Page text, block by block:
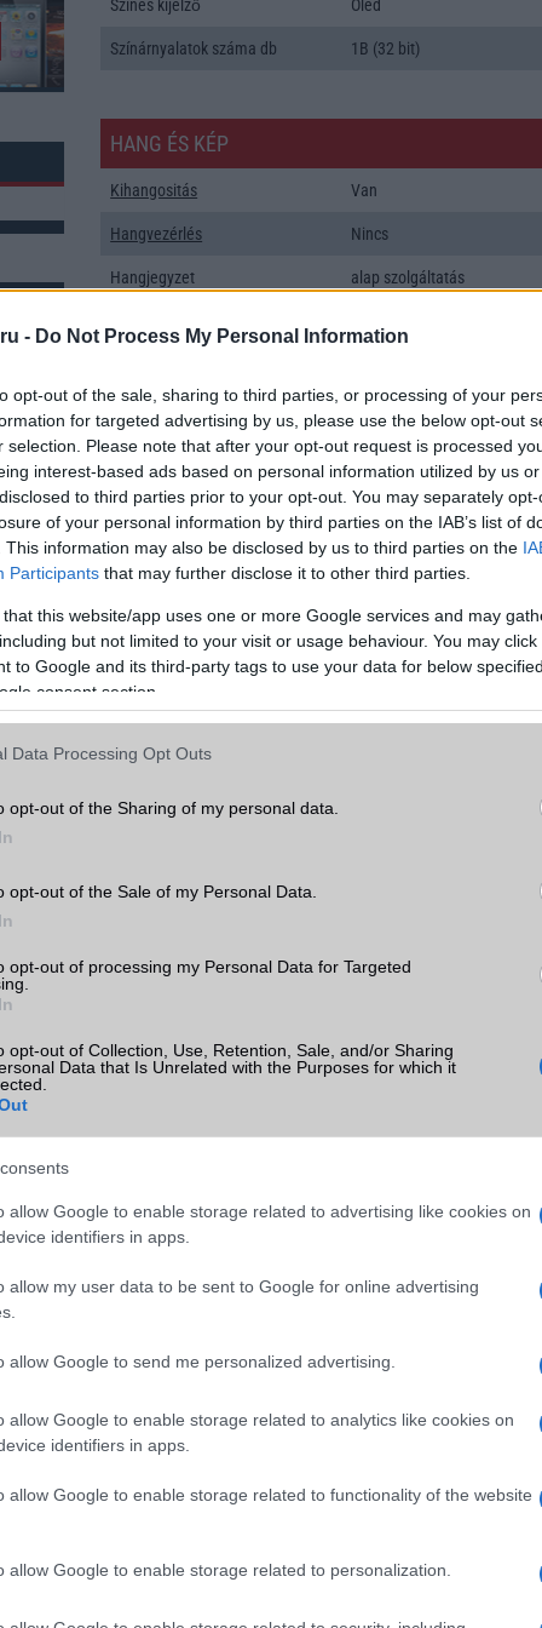
- Do Not Process My Personal Information
opt-out of the sale, sharing to third parties, or processing of your
for targeted advertising by us, please use the below opt-out
selection. Please note that after your opt-out request is processed
interest-based ads based on personal information utilized by us
to third parties prior to your opt-out. You may separately
of your personal information by third parties on the IAB’s list of
This information may also be disclosed by us to third parties on the
Participants that may further disclose it to other third parties.
that this website/app uses one or more Google services and may
but not limited to your visit or usage behaviour. You may
to Google and its third-party tags to use your data for below
consent section.
Data Processing Opt Outs
opt-out of the Sharing of my personal data.
opt-out of the Sale of my Personal Data.
opt-out of processing my Personal Data for Targeted
opt-out of Collection, Use, Retention, Sale, and/or Sharing
Data that Is Unrelated with the Purposes for which it
allow Google to enable storage related to advertising like cookies on
identifiers in apps.
allow my user data to be sent to Google for online advertising
allow Google to send me personalized advertising.
allow Google to enable storage related to analytics like cookies on
identifiers in apps.
allow Google to enable storage related to functionality of the website
allow Google to enable storage related to personalization.
23
Színes kijelző Oled
Színárnyalatok száma db 1B (32 bit)
HANG ÉS KÉP
Kihangositás Van
Hangvezérlés Nincs
Hangjegyzet alap szolgáltatás
Zenelejátszás (Music Player) Zene lejátszó
Rádió Nincs
Kamera 3x
Max. kamera felbontás (több
kamera esetén)
54 Mpixel
Video lejátszás 4K UHD lejátszó
MEMÓRIA ÉS TÁRHELY
Min. memória
EDGE Van
EMS/E-mail push eMail
Infraport Nincs
B/T extra
Wi-Fi extra Nincs
Blackberry
NFC Van
GPS
aGPS (USA), Glonass